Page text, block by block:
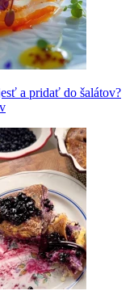
a pridať do šalátov?